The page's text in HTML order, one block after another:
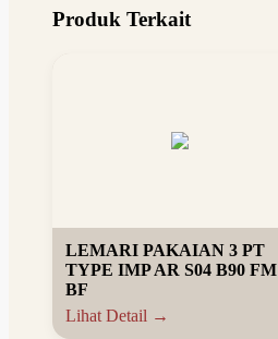
Produk Terkait
LEMARI PAKAIAN 3 PT
TYPE IMP AR S04 B90 FM
BF
Lihat Detail →